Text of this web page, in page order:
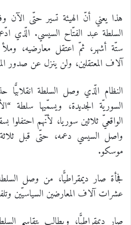
هذا يعني أنّ الهيئة تسير حتّى
السلطة عبد الفتّاح السيسي. الّذي
ستّة أشهر، ثمّ اعتقل معارضيه،
آلاف المعتقلين، ولن ينزل عن صدور
النظام الّذي وصل السلطة انقلابيًّا
السوريّة الجديدة، ويسمّيها سلطة
الواقعيّ ثلاثين سوريا، لأنّهم
واصل السيسي دعمه، حتّى قبل
موسكو.
فجأة صار ديمقراطيًّا، من وصل
عشرات آلاف المعارضين السياسيّين
صار ديمقراطيًّا، ويطالب بتقاسم